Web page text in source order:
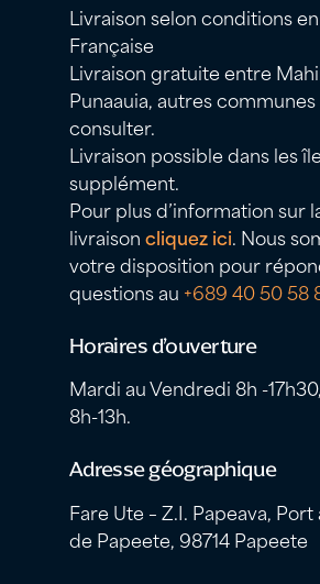
Livraison selon conditions
Française
Livraison gratuite entre
Punaauia, autres
consulter.
Livraison possible dans les
supplément.
Pour plus d’information sur
livraisoncliquez ici. Nous
votre disposition pour
questions au +689 40 50 58
Horaires d’ouverture
Mardi au Vendredi 8h -
8h-13h.
Adresse géographique
Fare Ute – Z.I. Papeava,
de Papeete, 98714 Papeete